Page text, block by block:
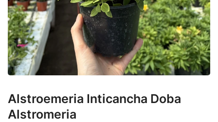
Alstroemeria Inticancha Doba
Alstromeria